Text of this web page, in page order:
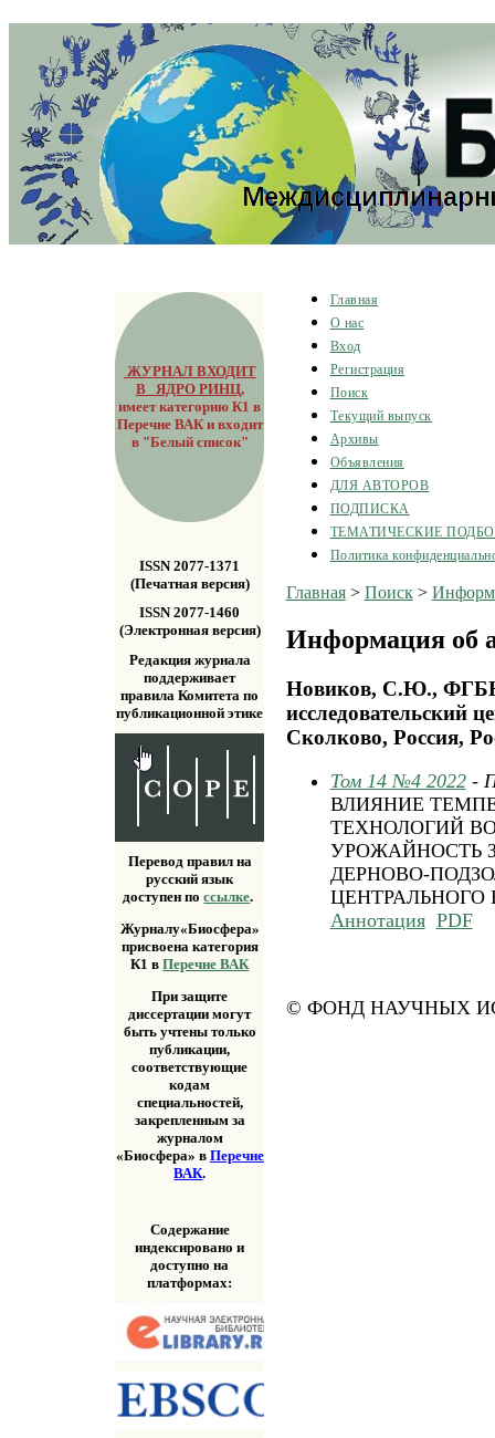
ЖУРНАЛ ВХОДИТ
В ЯДРО РИНЦ,
имеет категорию К1 в
Перечне ВАК и входит
в "Белый список"
ISSN 2077-1371
(Печатная версия)
ISSN 2077-1460
(Электронная версия)
Редакция журнала
поддерживает
правила Комитета по
публикационной этике
Перевод правил на
русский язык
доступен поссылке.
Журналу«Биосфера»
присвоена категория
К1 вПеречне ВАК
При защите
диссертации могут
быть учтены только
публикации,
соответствующие
кодам
специальностей,
закрепленным за
журналом
«Биосфера» в Перечне
ВАК.
Содержание
индексировано и
доступно на
платформах:
Главная
О нас
Вход
Регистрация
Поиск
Текущий выпуск
Архивы
Объявления
ДЛЯ АВТОРОВ
ПОДПИСКА
ТЕМАТИЧЕСКИЕ
Политика
Главная> Поиск>
Информация об
Новиков, С.Ю.,
исследовательский
Сколково, Россия,
Том 14 №4 2022-
ВЛИЯНИЕ
ТЕХНОЛОГИЙ
УРОЖАЙНОСТЬ
ДЕРНОВО-
ЦЕНТРАЛЬНОГО
Аннотация PDF
© ФОНД НАУЧНЫХ